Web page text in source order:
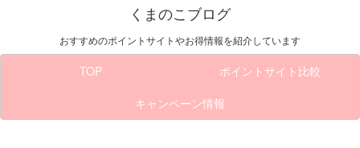
くまのこブログ
おすすめのポイントサイトやお得情報を紹介しています
TOP
ポイントサイト比較
キャンペーン情報